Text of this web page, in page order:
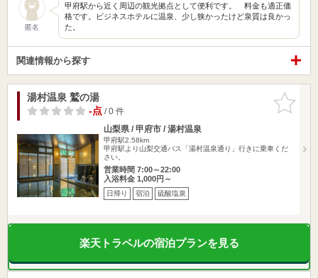
匿名
甲府駅から近く周辺の観光拠点として便利です。 料金も適正価
格です。ビジネスホテルに温泉、少し狭かったけど泉質は良かっ
た。
関連情報から探す
お気に入
りに追加
湯村温泉 鷲の湯
-点/ 0 件
山梨県 / 甲府市 / 湯村温泉
甲府駅2.58km
甲府駅より山梨交通バス「湯村温泉通り」行きに乗車くだ
さい。
営業時間 7:00～22:00
入浴料金 1,000円～
日帰り 宿泊 硫酸塩泉
楽天トラベルの宿泊プランを見る